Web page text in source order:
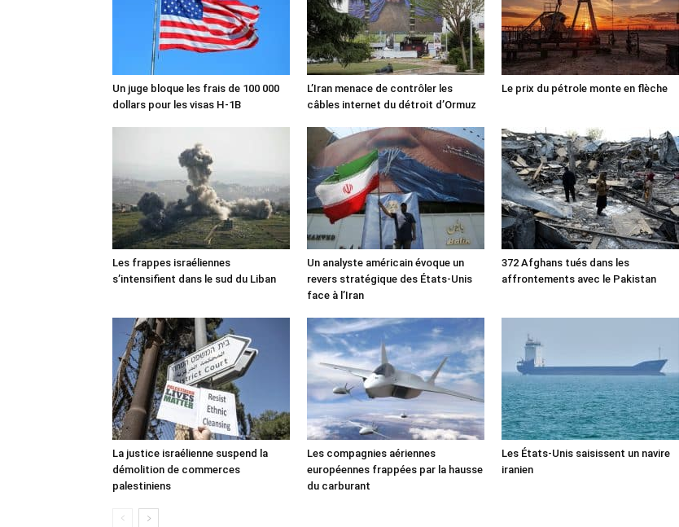
Un juge bloque les frais de 100 000
dollars pour les visas H-1B
L’Iran menace de contrôler les
câbles internet du détroit d’Ormuz
Le prix du pétrole monte en flèche
Les frappes israéliennes
s’intensifient dans le sud du Liban
Un analyste américain évoque un
revers stratégique des États-Unis
face à l’Iran
372 Afghans tués dans les
affrontements avec le Pakistan
La justice israélienne suspend la
démolition de commerces
palestiniens
Les compagnies aériennes
européennes frappées par la hausse
du carburant
Les États-Unis saisissent un navire
iranien